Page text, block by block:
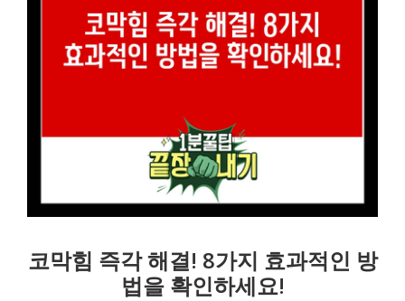
코막힘 즉각 해결! 8가지 효과적인 방
법을 확인하세요!